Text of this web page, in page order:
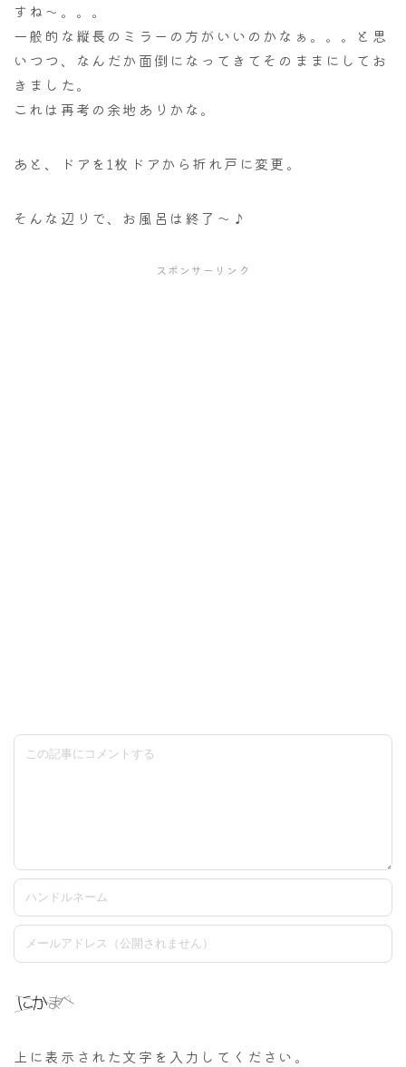
すね～。。。
一般的な縦長のミラーの方がいいのかなぁ。。。と思
いつつ、なんだか面倒になってきてそのままにしてお
きました。
これは再考の余地ありかな。
あと、ドアを1枚ドアから折れ戸に変更。
そんな辺りで、お風呂は終了～♪
スポンサーリンク
上に表示された文字を入力してください。